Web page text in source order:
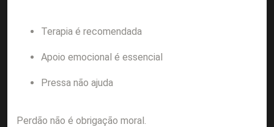
Terapia é recomendada
Apoio emocional é essencial
Pressa não ajuda
Perdão não é obrigação moral.